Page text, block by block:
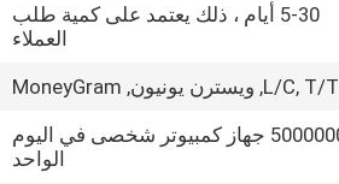
5-30 أيام ، ذلك يعتمد على كمية طلب
العملاء
L/C, T/T, ويسترن يونيون, MoneyGram
5000000 جهاز كمبيوتر شخصى في اليوم
الواحد